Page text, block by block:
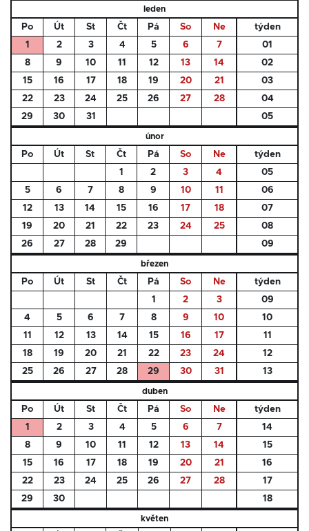
leden
Po Út St Čt Pá So Ne
týden
1
2 3 4 5 6 7
01
8
9 10 11 12 13 14
02
15
16 17 18 19 20 21
03
22
23 24 25 26 27 28
04
29
30 31 05
únor
Po Út St Čt Pá So Ne
týden
1
2 3 4
05
5
6 7 8 9 10 11
06
12
13 14 15 16 17 18
07
19
20 21 22 23 24 25
08
26
27 28 29 09
březen
Po Út St Čt Pá So Ne
týden
1
2 3
09
4
5 6 7 8 9 10
10
11
12 13 14 15 16 17
11
18
19 20 21 22 23 24
12
25
26 27 28 29 30 31 13
duben
Po Út St Čt Pá So Ne
týden
1
2 3 4 5 6 7
14
8
9 10 11 12 13 14
15
15
16 17 18 19 20 21
16
22
23 24 25 26 27 28
17
29
30 18
květen